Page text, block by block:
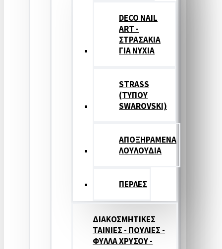
DECO NAIL
ART -
ΣΤΡΑΣΑΚΙΑ
ΓΙΑ ΝΥΧΙΑ
STRASS
(ΤΥΠΟΥ
SWAROVSKI)
ΑΠΟΞΗΡΑΜΕΝΑ
ΛΟΥΛΟΥΔΙΑ
ΠΕΡΛΕΣ
ΔΙΑΚΟΣΜΗΤΙΚΕΣ
ΤΑΙΝΙΕΣ - ΠΟΥΛΙΕΣ -
ΦΥΛΛΑ ΧΡΥΣΟΥ -